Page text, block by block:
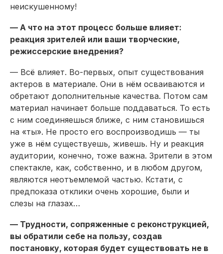
неискушенному!
— А что на этот процесс больше влияет:
реакция зрителей или ваши творческие,
режиссерские внедрения?
— Всё влияет. Во-первых, опыт существования
актеров в материале. Они в нём осваиваются и
обретают дополнительные качества. Потом сам
материал начинает больше поддаваться. То есть
с ним соединяешься ближе, с ним становишься
на «ты». Не просто его воспроизводишь — ты
уже в нём существуешь, живешь. Ну и реакция
аудитории, конечно, тоже важна. Зрители в этом
спектакле, как, собственно, и в любом другом,
являются неотъемлемой частью. Кстати, с
предпоказа отклики очень хорошие, были и
слезы на глазах…
— Трудности, сопряженные с реконструкцией,
вы обратили себе на пользу, создав
постановку, которая будет существовать не в